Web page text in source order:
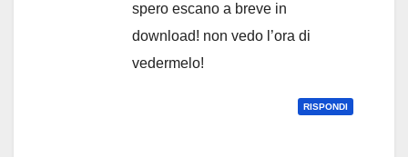
spero escano a breve in
download! non vedo l’ora di
vedermelo!
RISPONDI